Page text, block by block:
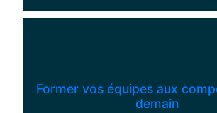
Former vos équipes aux
demain